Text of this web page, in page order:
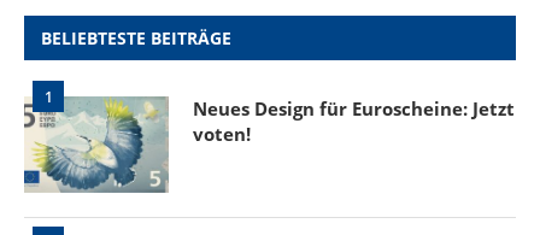
BELIEBTESTE BEITRÄGE
1
Neues Design für Euroscheine: Jetzt
voten!